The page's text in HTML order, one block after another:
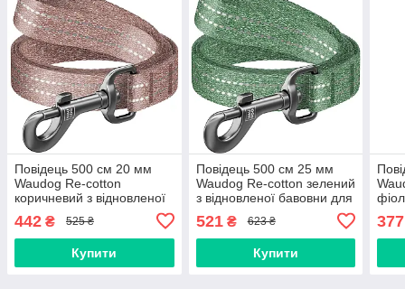
Повідець 500 cм 20 мм
Waudog Re-cotton
коричневий з відновленої
442 ₴ 525 ₴
Купити
Повідець 500 cм 25 мм
Waudog Re-cotton зелений
з відновленої бавовни для
521₴ 623 ₴
Купити
377